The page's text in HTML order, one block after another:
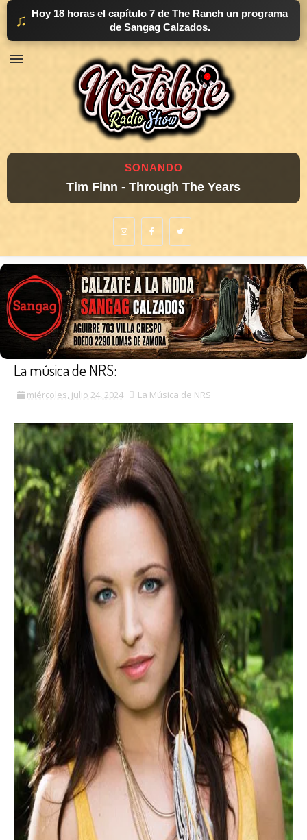
♫ Hoy 18 horas el capítulo 7 de The Ranch un programa
de Sangag Calzados.
SONANDO
Tim Finn - Through The Years
La música de NRS:
miércoles, julio 24, 2024 La Música de NRS